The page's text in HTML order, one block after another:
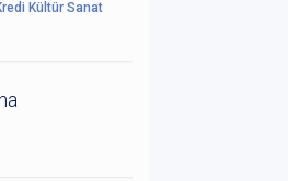
Kültür Sanat